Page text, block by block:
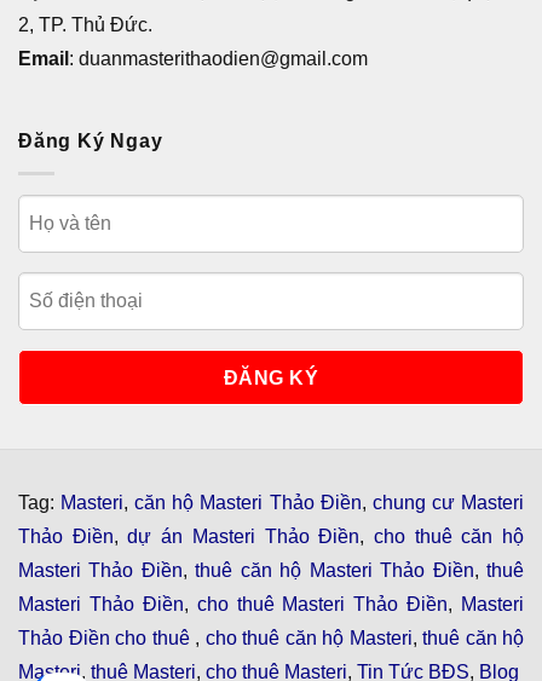
2, TP. Thủ Đức.
Email : duanmasterithaodien@gmail.com
Đăng Ký Ngay
Tag: Masteri,căn hộ Masteri Thảo Điền, chung cư Masteri
Thảo Điền,dự án Masteri Thảo Điền, cho thuê căn hộ
Masteri Thảo Điền,thuê căn hộ Masteri Thảo Điền,thuê
Masteri Thảo Điền, cho thuê Masteri Thảo Điền, Masteri
Thảo Điền cho thuê , cho thuê căn hộ Masteri, thuê căn hộ
Masteri, thuê Masteri, cho thuê Masteri, Tin Tức BĐS, Blog